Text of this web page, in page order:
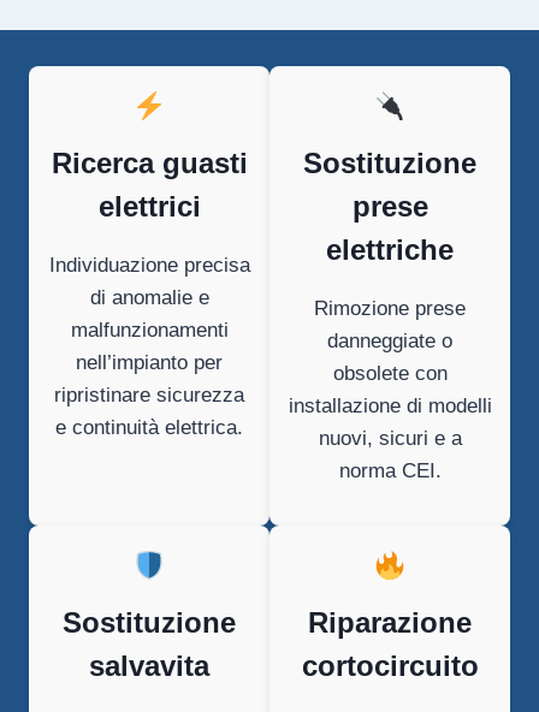
Ricerca guasti
elettrici
Individuazione precisa
di anomalie e
malfunzionamenti
nell’impianto per
ripristinare sicurezza
e continuità elettrica.
Sostituzione
prese
elettriche
Rimozione prese
danneggiate o
obsolete con
installazione di modelli
nuovi, sicuri e a
norma CEI.
Sostituzione
salvavita
Riparazione
cortocircuito